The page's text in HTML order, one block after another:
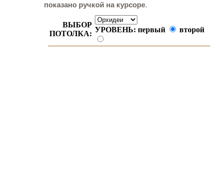
показано ручкой на курсоре.